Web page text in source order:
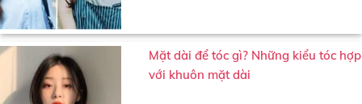
Mặt dài để tóc gì? Những kiểu tóc hợp
với khuôn mặt dài